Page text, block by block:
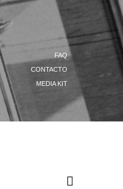
FAQ
CONTACTO
MEDIA KIT